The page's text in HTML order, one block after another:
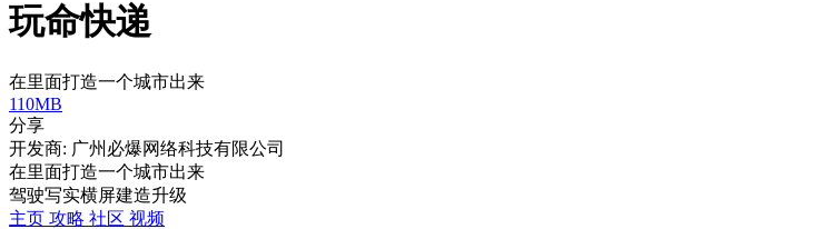
玩命快递
在里面打造一个城市出来
110MB
分享
开发商: 广州必爆网络科技有限公司
在里面打造一个城市出来
驾驶写实横屏建造升级
主页 攻略 社区 视频